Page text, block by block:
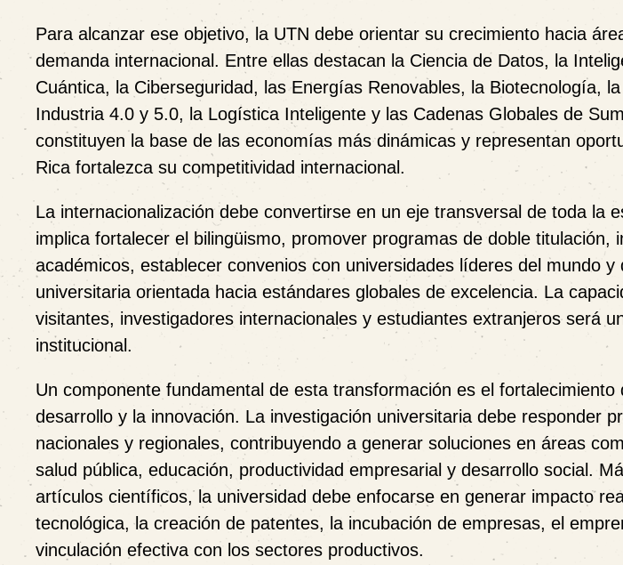
Para alcanzar ese objetivo, la UTN debe orientar su crecimiento hacia
demanda internacional. Entre ellas destacan la Ciencia de Datos, la
Cuántica, la Ciberseguridad, las Energías Renovables, la Biotecnología,
Industria 4.0 y 5.0, la Logística Inteligente y las Cadenas Globales de
constituyen la base de las economías más dinámicas y representan
Rica fortalezca su competitividad internacional.
La internacionalización debe convertirse en un eje transversal de toda la
implica fortalecer el bilingüismo, promover programas de doble titulación,
académicos, establecer convenios con universidades líderes del mundo y
universitaria orientada hacia estándares globales de excelencia. La
visitantes, investigadores internacionales y estudiantes extranjeros será
institucional.
Un componente fundamental de esta transformación es el fortalecimiento
desarrollo y la innovación. La investigación universitaria debe responder
nacionales y regionales, contribuyendo a generar soluciones en áreas
salud pública, educación, productividad empresarial y desarrollo social.
artículos científicos, la universidad debe enfocarse en generar impacto
tecnológica, la creación de patentes, la incubación de empresas, el
vinculación efectiva con los sectores productivos.